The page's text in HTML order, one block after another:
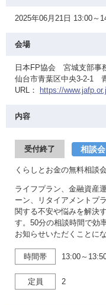
2025年06月21日 13:00～
会場
日本FP協会 宮城支部事
仙台市青葉区中央3-2-1
URL：
https://
内容
受付終了 相談会
くらしとお金の無料相談会
ライフプラン、金融資産
ーン、リタイアメントプ
関する不安や悩みを解決
す。50分の相談時間で効
お知らせいただくことにな
時間帯 13:00～
定員 2